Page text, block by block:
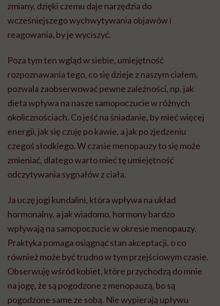
zmiany, dzięki czemu daje narzędzia do
wcześniejszego wychwytywania objawów i
reagowania, by je wyciszyć.
Poza tym ten wgląd w siebie, umiejętność
rozpoznawania tego, co się dzieje z naszym ciałem,
pozwala zaobserwować pewne zależności, np. jak
dieta wpływa na nasze samopoczucie w różnych
okolicznościach. Co jeść na śniadanie, by mieć więcej
energii, jak się czuję po kawie, a jak po zjedzeniu
czegoś słodkiego. W czasie menopauzy to się może
zmieniać, dlatego warto mieć tę umiejętność
odczytywania sygnałów z ciała.
Ja uczę jogi kundalini, którawpływa na układ
hormonalny, a jak wiadomo, hormony bardzo
wpływają na samopoczucie w okresie menopauzy.
Praktyka pomaga osiągnąć stan akceptacji, o co
również może być trudno w tym przejściowym czasie.
Obserwuję wśród kobiet, które przychodzą do mnie
na jogę, że są pogodzone z menopauzą, bo są
pogodzone same ze sobą. Nie wypierają upływu